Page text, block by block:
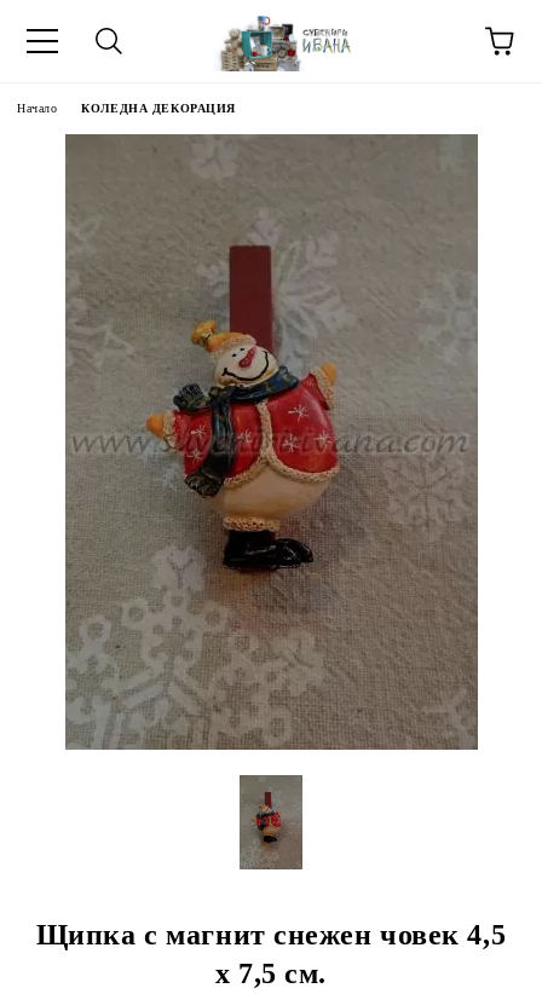
ЗА
Начало КОЛЕДНА ДЕКОРАЦИЯ
Щипка с магнит снежен човек 4,5
х 7,5 см.